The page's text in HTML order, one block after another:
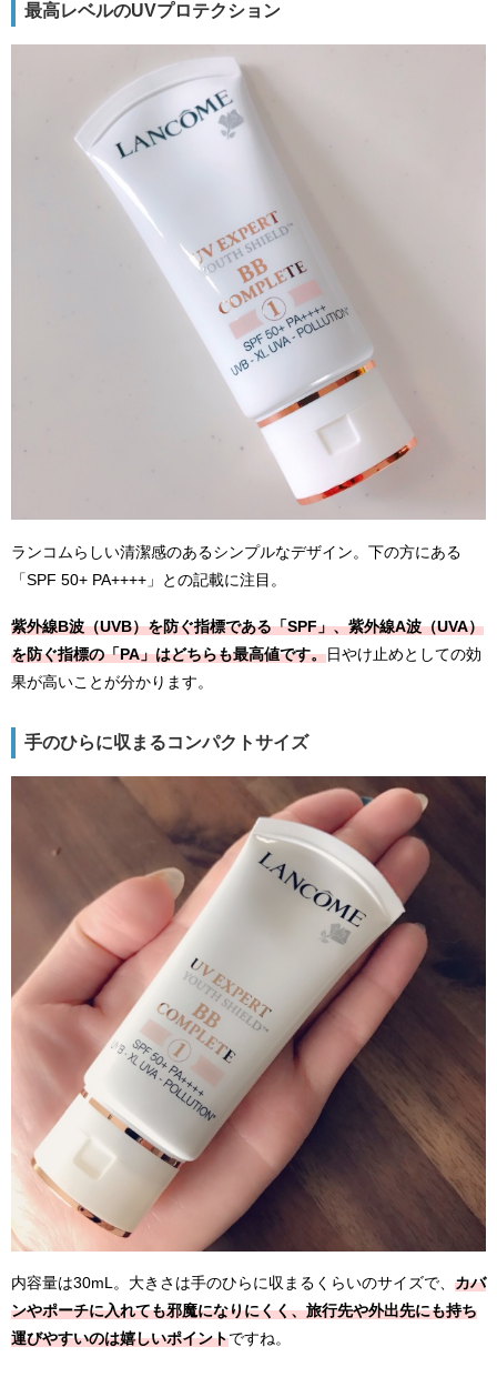
最高レベルのUVプロテクション
ランコムらしい清潔感のあるシンプルなデザイン。下の方にある
「SPF 50+ PA++++」との記載に注目。
紫外線B波（UVB）を防ぐ指標である「SPF」、紫外線A波（UVA）
を防ぐ指標の「PA」はどちらも最高値です。日やけ止めとしての効
果が高いことが分かります。
手のひらに収まるコンパクトサイズ
内容量は30mL。大きさは手のひらに収まるくらいのサイズで、 カバ
ンやポーチに入れても邪魔になりにくく、旅行先や外出先にも持ち
運びやすいのは嬉しいポイントですね。